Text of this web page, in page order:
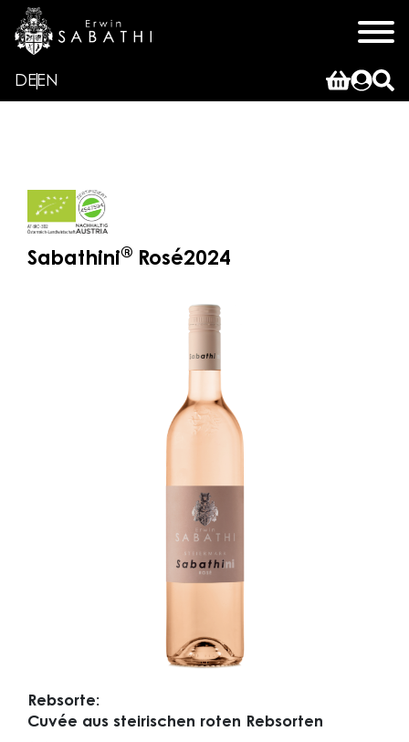
DEEN
Sabathini® Rosé2024
Rebsorte:
Cuvée aus steirischen roten Rebsorten